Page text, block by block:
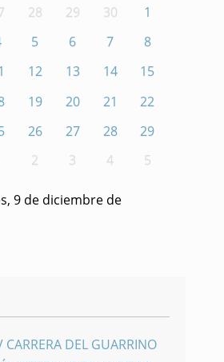
28 29 30
1
5 6 7
8
12 13 14
15
19 20 21
22
26 27 28
29
2 3 4 5
9 de diciembre de
CARRERA DEL GUARRINO